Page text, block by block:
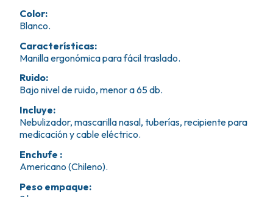
Color:
Blanco.
Características:
Manilla ergonómica para fácil traslado.
Ruido:
Bajo nivel de ruido, menor a 65 db.
Incluye:
Nebulizador, mascarilla nasal, tuberías, recipiente para
medicación y cable eléctrico.
Enchufe :
Americano (Chileno).
Peso empaque: